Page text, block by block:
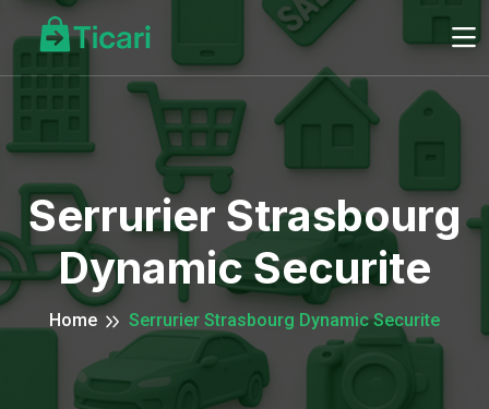
Serrurier Strasbourg
Dynamic Securite
Home Serrurier Strasbourg Dynamic Securite